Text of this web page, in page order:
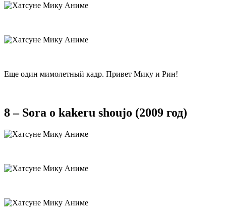
Еще один мимолетный кадр. Привет Мику и Рин!
8 – Sora o kakeru shoujo (2009 год)